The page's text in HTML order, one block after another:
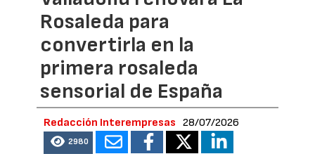
Rosaleda para
convertirla en la
primera rosaleda
sensorial de España
Redacción Interempresas 28/07/2026
2980